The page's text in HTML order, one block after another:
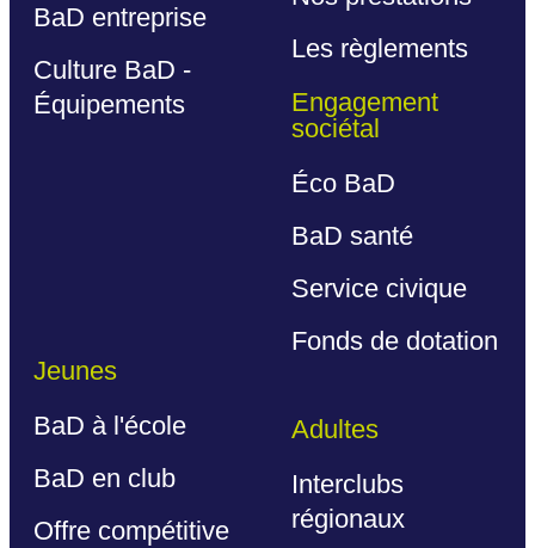
BaD entreprise
Culture BaD -
Équipements
Les règlements
Engagement
sociétal
Éco BaD
BaD santé
Service civique
Fonds de dotation
Jeunes
BaD à l'école
BaD en club
Offre compétitive
Adultes
Interclubs
régionaux